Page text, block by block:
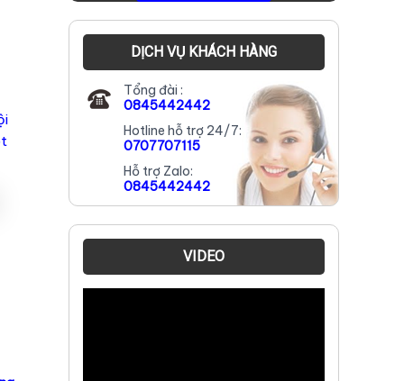
DỊCH VỤ KHÁCH HÀNG
Tổng đài :
0845442442
Hotline hỗ trợ 24/7:
0707707115
Hỗ trợ Zalo:
0845442442
VIDEO